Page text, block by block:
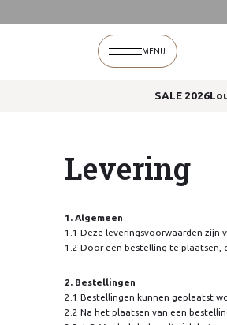
MENU
SALE 2026
Levering
1. Algemeen
1.1 Deze leveringsvoorwaarden zijn
1.2 Door een bestelling te plaatsen,
2. Bestellingen
2.1 Bestellingen kunnen geplaatst
2.2 Na het plaatsen van een